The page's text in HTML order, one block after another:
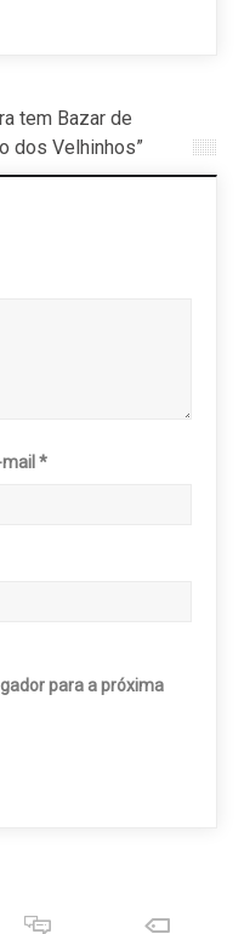
tem Bazar de
dos Velhinhos”
mail*
para a próxima